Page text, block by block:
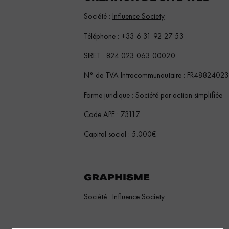
Société : Influence Society
Téléphone : +33 6 31 92 27 53
SIRET : 824 023 063 00020
N° de TVA Intracommunautaire :
Forme juridique : Société par action simplifiée
Code APE : 7311Z
Capital social : 5.000€
GRAPHISME
Société : Influence Society